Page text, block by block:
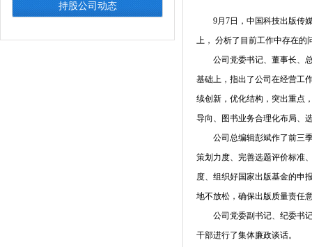
持股公司动态
9月 7日，中国科技出版传
上， 分析了目前工作中存在的
公司党委书记、董事长、
基础上，指出了公司在经营工
续创新，优化结构，突出重点
导向、图书业务合理化布局、
公司总编辑彭斌作了前三
策划力度、完善选题评价标准
度、组织好国家出版基金的申
地不放松，确保出版质量责任
公司党委副书记、纪委书
干部进行了集体廉政谈话。